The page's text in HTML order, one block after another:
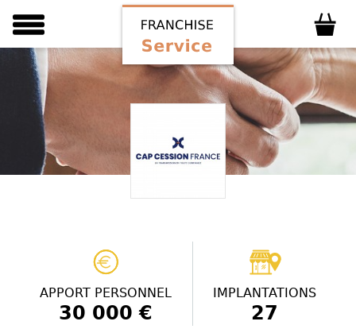
APPORT PERSONNEL
30 000 €
IMPLANTATIONS
27